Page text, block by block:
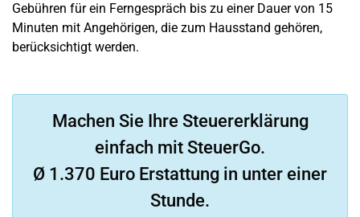
Gebühren für ein Ferngespräch bis zu einer Dauer von 15
Minuten mit Angehörigen, die zum Hausstand gehören,
berücksichtigt werden.
Machen Sie Ihre Steuererklärung
einfach mit SteuerGo.
Ø 1.370 Euro Erstattung in unter einer
Stunde.